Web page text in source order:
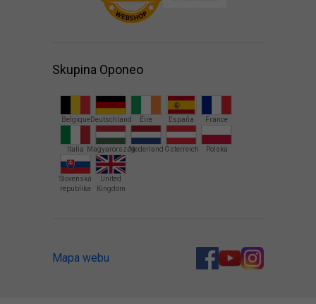
Skupina Oponeo
BelgiqueDeutschland Éire España France
Italia MagyarországNederland Österreich Polska
Slovenská
republika
United
Kingdom
Mapa webu